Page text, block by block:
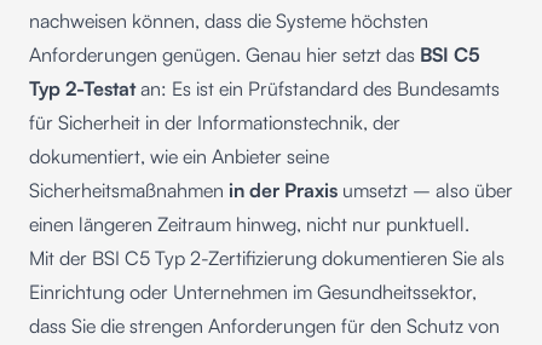
nachweisen können, dass die Systeme höchsten
Anforderungen genügen. Genau hier setzt das BSI C5
Typ 2-Testatan: Es ist ein Prüfstandard des Bundesamts
für Sicherheit in der Informationstechnik, der
dokumentiert, wie ein Anbieter seine
Sicherheitsmaßnahmen in der Praxis umsetzt – also über
einen längeren Zeitraum hinweg, nicht nur punktuell.
Mit der BSI C5 Typ 2-Zertifizierung dokumentieren Sie als
Einrichtung oder Unternehmen im Gesundheitssektor,
dass Sie die strengen Anforderungen für den Schutz von